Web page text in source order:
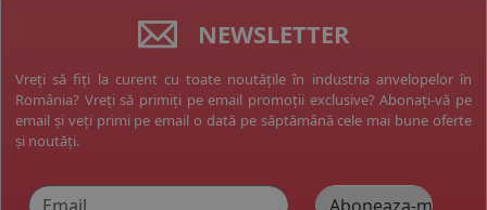
NEWSLETTER
Vreți să fiți la curent cu toate noutățile în industria anvelopelor în
România? Vreți să primiți pe email promoții exclusive? Abonați-vă pe
email și veți primi pe email o dată pe săptămână cele mai bune oferte
și noutăți.